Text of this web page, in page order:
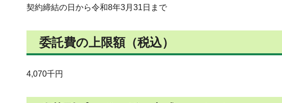
契約締結の日から令和8年3月31日まで
委託費の上限額（税込）
4,070千円